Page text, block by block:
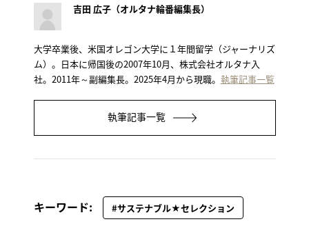
吉田 広子（オルタナ輪番編集長）
大学卒業後、米国オレゴン大学に１年間留学（ジャーナリズ
ム）。日本に帰国後の2007年10月、株式会社オルタナ入
社。2011年～副編集長。2025年4月から現職。 執筆記事一覧
執筆記事一覧
キーワード: #サステナブル★セレクション